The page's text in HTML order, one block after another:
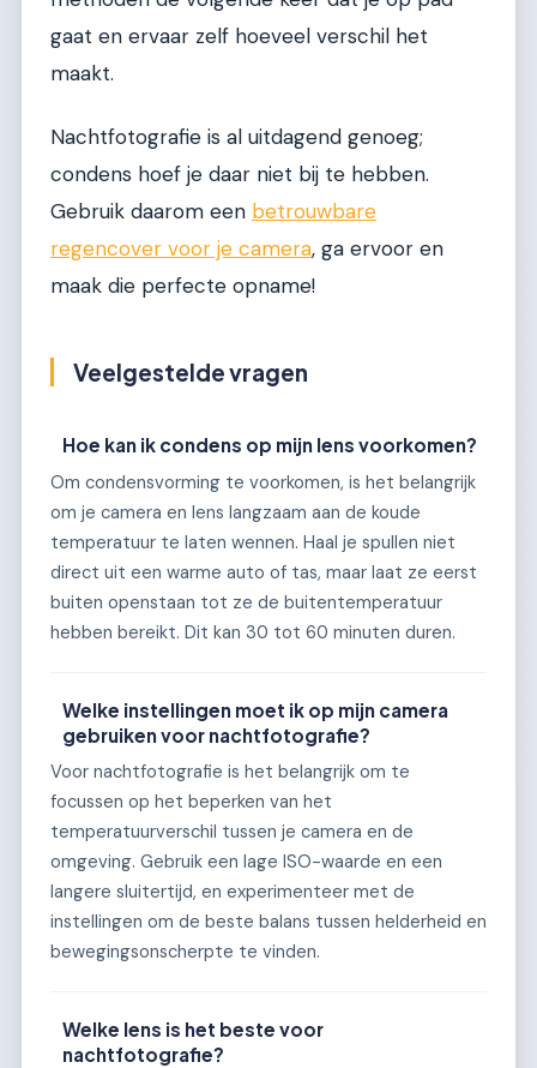
gaat en ervaar zelf hoeveel verschil het
maakt.
Nachtfotografie is al uitdagend genoeg;
condens hoef je daar niet bij te hebben.
Gebruik daarom een betrouwbare
regencover voor je camera, ga ervoor en
maak die perfecte opname!
Veelgestelde vragen
Hoe kan ik condens op mijn lens voorkomen?
Om condensvorming te voorkomen, is het belangrijk
om je camera en lens langzaam aan de koude
temperatuur te laten wennen. Haal je spullen niet
direct uit een warme auto of tas, maar laat ze eerst
buiten openstaan tot ze de buitentemperatuur
hebben bereikt. Dit kan 30 tot 60 minuten duren.
Welke instellingen moet ik op mijn camera
gebruiken voor nachtfotografie?
Voor nachtfotografie is het belangrijk om te
focussen op het beperken van het
temperatuurverschil tussen je camera en de
omgeving. Gebruik een lage ISO-waarde en een
langere sluitertijd, en experimenteer met de
instellingen om de beste balans tussen helderheid en
bewegingsonscherpte te vinden.
Welke lens is het beste voor
nachtfotografie?